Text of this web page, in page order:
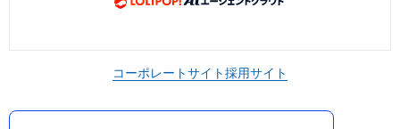
コーポレートサイト採用サイト